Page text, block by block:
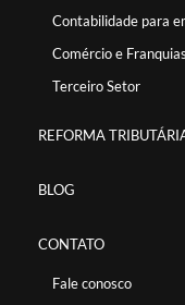
Contabilidade para
Comércio e Franquias
Terceiro Setor
REFORMA
BLOG
CONTATO
Fale conosco